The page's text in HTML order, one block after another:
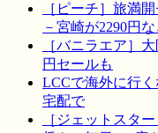
［ピーチ］旅満
－宮崎が2290円
［バニラエア］
円セールも
LCCで海外に行
宅配で
［ジェットスタ